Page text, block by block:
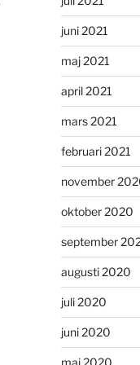
juni 2021
maj 2021
april 2021
mars 2021
februari 2021
november
oktober 2020
september
augusti 2020
juli 2020
juni 2020
maj 2020